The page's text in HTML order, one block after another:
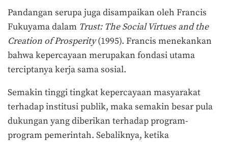
Pandangan serupa juga disampaikan oleh Francis
Fukuyama dalam Trust: The Social Virtues and the
Creation of Prosperity(1995). Francis menekankan
bahwa kepercayaan merupakan fondasi utama
terciptanya kerja sama sosial.
Semakin tinggi tingkat kepercayaan masyarakat
terhadap institusi publik, maka semakin besar pula
dukungan yang diberikan terhadap program-
program pemerintah. Sebaliknya, ketika